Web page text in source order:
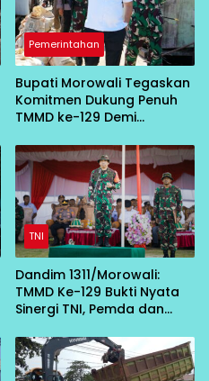
Pemerintahan
Bupati Morowali Tegaskan
Komitmen Dukung Penuh
TMMD ke-129 Demi
Desa
TNI
Dandim 1311/Morowali:
TMMD Ke-129 Bukti Nyata
Sinergi TNI, Pemda dan
dari Desa